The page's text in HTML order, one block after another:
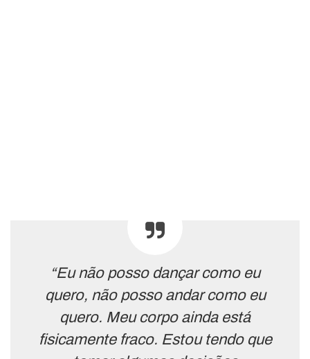
“Eu não posso dançar como eu
quero, não posso andar como eu
quero. Meu corpo ainda está
fisicamente fraco. Estou tendo que